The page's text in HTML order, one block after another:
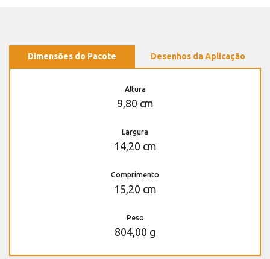
Dimensões do Pacote Desenhos da Aplicação
Altura
9,80 cm
Largura
14,20 cm
Comprimento
15,20 cm
Peso
804,00 g